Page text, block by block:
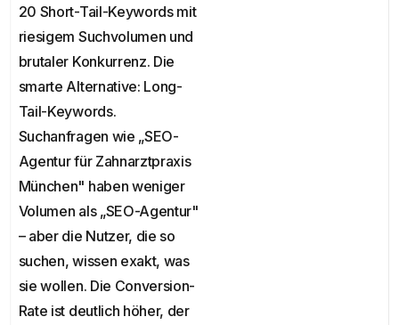
20 Short-Tail-Keywords mit
riesigem Suchvolumen und
brutaler Konkurrenz. Die
smarte Alternative: Long-
Tail-Keywords.
Suchanfragen wie „SEO-
Agentur für Zahnarztpraxis
München" haben weniger
Volumen als „SEO-Agentur"
– aber die Nutzer, die so
suchen, wissen exakt, was
sie wollen. Die Conversion-
Rate ist deutlich höher, der